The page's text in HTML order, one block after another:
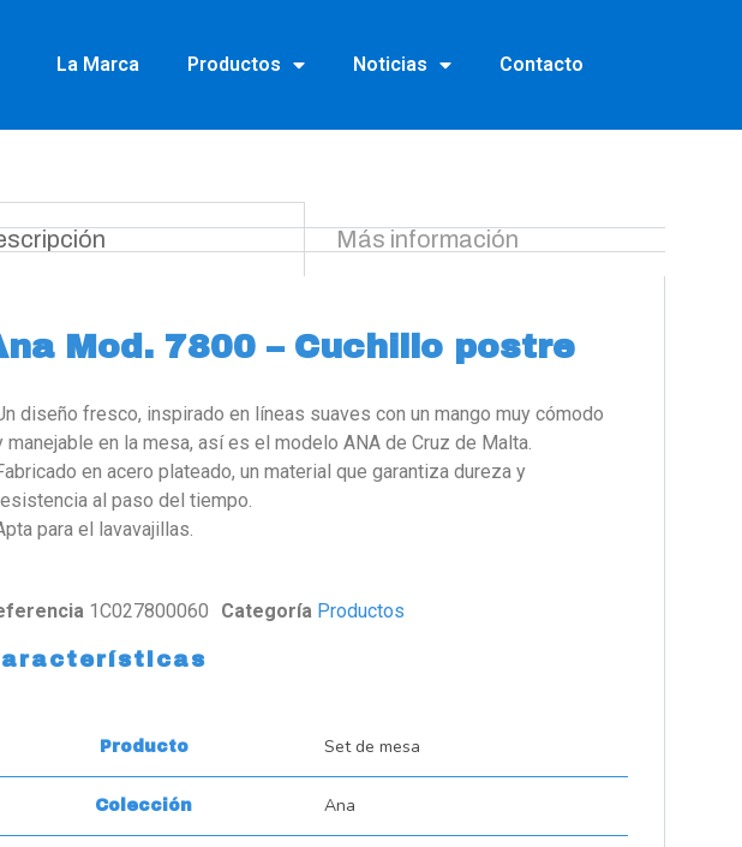
La Marca Productos Noticias Contacto
Más información
Mod. 7800 – Cuchillo postre
diseño fresco, inspirado en líneas suaves con un mango muy cómodo
manejable en la mesa, así es el modelo ANA de Cruz de Malta.
en acero plateado, un material que garantiza dureza y
al paso del tiempo.
para el lavavajillas.
1C027800060 Categoría Productos
Producto Set de mesa
Colección Ana